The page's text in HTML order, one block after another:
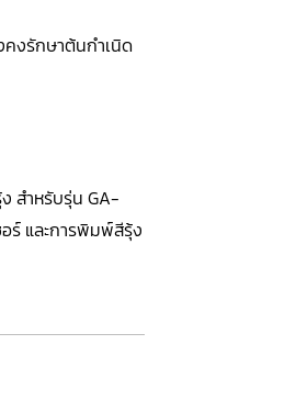
งรักษาต้นกำเนิด
สำหรับรุ่น GA-
ร์ และการพิมพ์สีรุ้ง